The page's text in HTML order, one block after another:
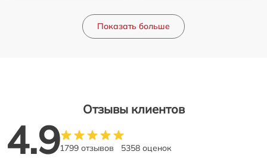
Показать больше
Отзывы клиентов
4.91799 отзывов 5358 оценок